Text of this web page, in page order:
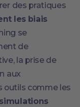
des pratiques
les biais
se
de
la prise de
aux
outils comme les
simulations